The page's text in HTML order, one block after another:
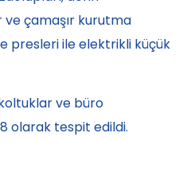
ve çamaşır kurutma
presleri ile elektrikli küçük
ve büro
olarak tespit edildi.